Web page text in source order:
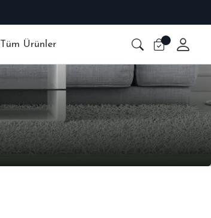
Tüm Ürünler